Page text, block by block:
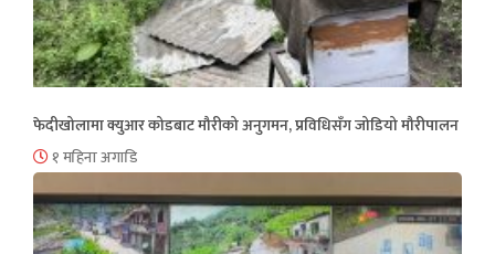
फेदीखोलामा क्युआर कोडबाट मौरीको अनुगमन, प्रविधिसँग जोडियो मौरीपालन
१ महिना अगाडि